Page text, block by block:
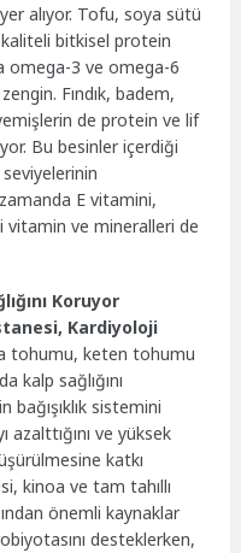
alıyor. Tofu, soya sütü
bitkisel protein
omega-3 ve omega-6
Fındık, badem,
de protein ve lif
Bu besinler içerdiği
E vitamini,
ve mineralleri de
Koruyor
Kardiyoloji
tohumu, keten tohumu
kalp sağlığını
sistemini
ve yüksek
katkı
kinoa ve tam tahıllı
önemli kaynaklar
desteklerken,